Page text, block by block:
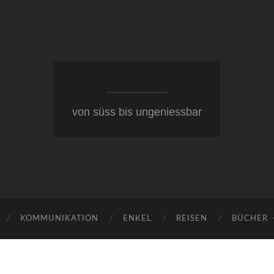
von süss bis ungeniessbar
KOMMUNIKATION ENKEL REISEN BÜCHER